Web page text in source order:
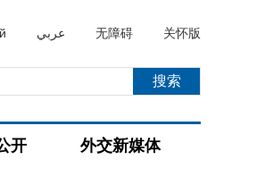
عربي 无障碍 关怀版
开 外交新媒体